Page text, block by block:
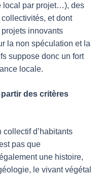
local par projet…), des
et dont
projets innovants
la non spéculation et la
suppose donc un fort
locale.
des critères
collectif d’habitants
pas que
une histoire,
le vivant végétal